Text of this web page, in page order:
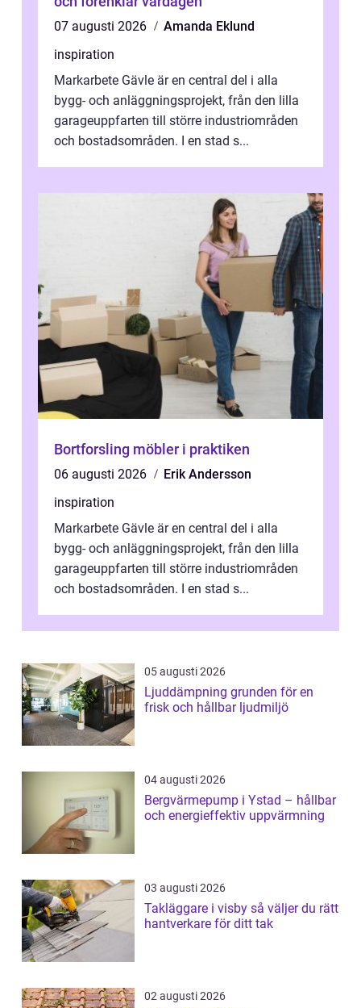
07 augusti 2026
Amanda Eklund
inspiration
Markarbete Gävle är en central del i alla
bygg- och anläggningsprojekt, från den lilla
garageuppfarten till större industriområden
och bostadsområden. I en stad s...
Bortforsling möbler i praktiken
06 augusti 2026
Erik Andersson
inspiration
Markarbete Gävle är en central del i alla
bygg- och anläggningsprojekt, från den lilla
garageuppfarten till större industriområden
och bostadsområden. I en stad s...
05 augusti 2026
Ljuddämpning grunden för en
frisk och hållbar ljudmiljö
04 augusti 2026
Bergvärmepump i Ystad – hållbar
och energieffektiv uppvärmning
03 augusti 2026
Takläggare i visby så väljer du rätt
hantverkare för ditt tak
02 augusti 2026